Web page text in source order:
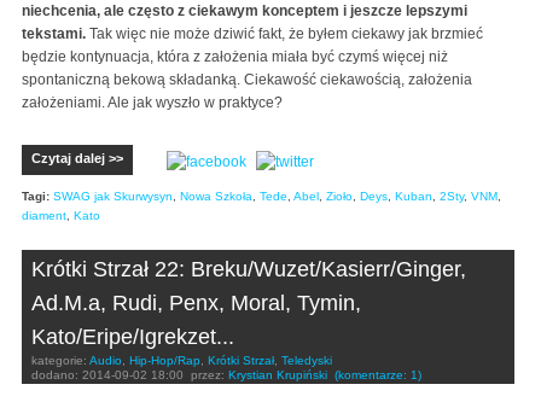
niechcenia, ale często z ciekawym konceptem i jeszcze lepszymi
tekstami. Tak więc nie może dziwić fakt, że byłem ciekawy jak brzmieć
będzie kontynuacja, która z założenia miała być czymś więcej niż
spontaniczną bekową składanką. Ciekawość ciekawością, założenia
założeniami. Ale jak wyszło w praktyce?
Czytaj dalej >>
Tagi: SWAG jak Skurwysyn Nowa Szkoła Tede Abel Zioło Deys Kuban 2Sty, VNM
diament Kato
Krótki Strzał 22: Breku/Wuzet/Kasierr/Ginger,
Ad.M.a, Rudi, Penx, Moral, Tymin,
Kato/Eripe/Igrekzet...
kategorie: Audio Hip-Hop/Rap Krótki Strzał, Teledyski
dodano: 2014-09-02 18:00 przez: Krystian Krupiński (komentarze: 1)